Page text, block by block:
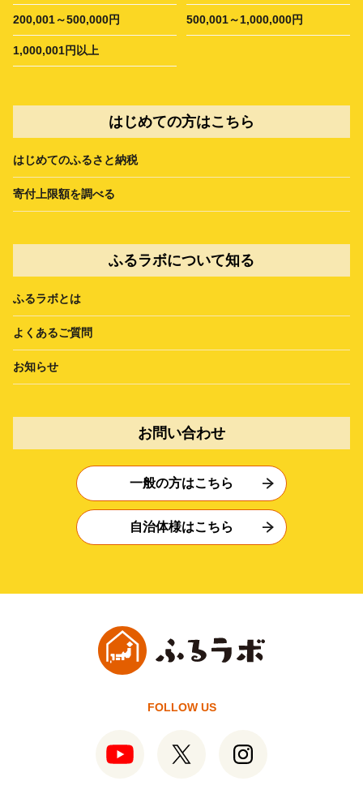
200,001～500,000円 500,001～1,000,000円
1,000,001円以上
はじめての方はこちら
はじめてのふるさと納税
寄付上限額を調べる
ふるラボについて知る
ふるラボとは
よくあるご質問
お知らせ
お問い合わせ
一般の方はこちら
自治体様はこちら
FOLLOW US